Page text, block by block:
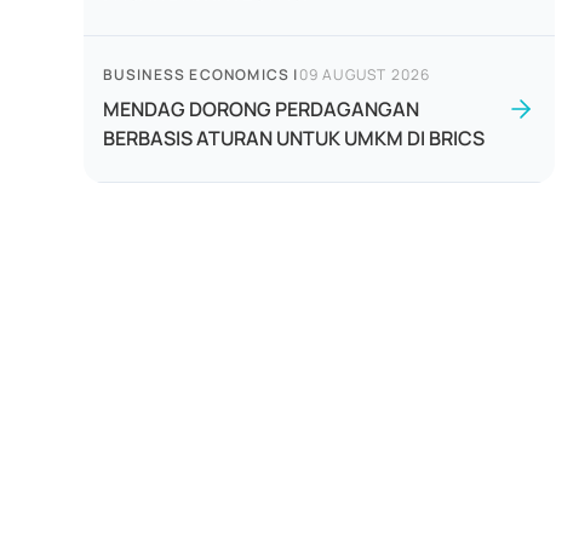
BUSINESS ECONOMICS |09 AUGUST 2026
MENDAG DORONG PERDAGANGAN
BERBASIS ATURAN UNTUK UMKM DI BRICS